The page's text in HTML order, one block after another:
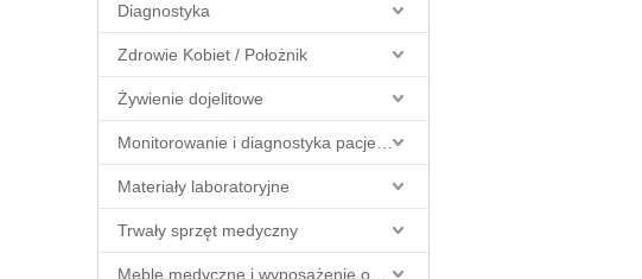
Diagnostyka
Zdrowie Kobiet / Położnik
Żywienie dojelitowe
Materiały laboratoryjne
Trwały sprzęt medyczny